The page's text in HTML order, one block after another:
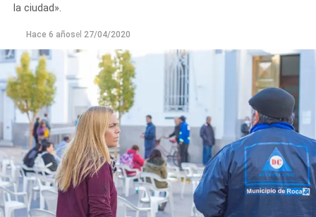
la ciudad».
Hace 6 añosel 27/04/2020